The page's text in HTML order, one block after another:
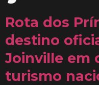
Rota dos
destino
Joinville em
turismo